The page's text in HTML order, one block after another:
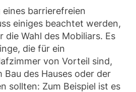
eines barrierefreien
einiges beachtet werden,
Wahl des Mobiliars. Es
die für ein
von Vorteil sind,
Bau des Hauses oder der
sollten: Zum Beispiel ist es